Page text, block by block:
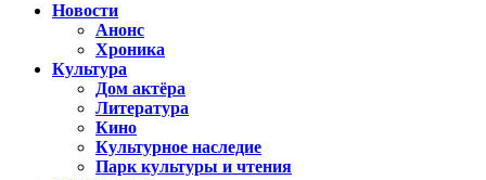
Новости
Анонс
Хроника
Культура
Дом актёра
Литература
Кино
Культурное наследие
Парк культуры и чтения